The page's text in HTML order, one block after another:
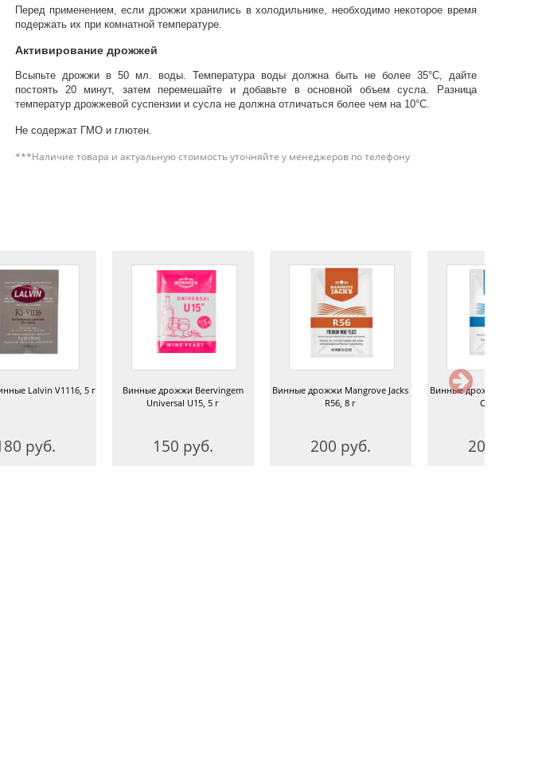
Перед применением, если дрожжи хранились в холодильнике, необходимо некоторое время
подержать их при комнатной температуре.
Активирование дрожжей
Всыпьте дрожжи в 50 мл. воды. Температура воды должна быть не более 35°C, дайте
постоять 20 минут, затем перемешайте и добавьте в основной объем сусла. Разница
температур дрожжевой суспензии и сусла не должна отличаться более чем на 10°C.
Не содержат ГМО и глютен.
***Наличие товара и актуальную стоимость уточняйте у менеджеров по телефону
Lalvin V1116, 5 г
руб.
Винные дрожжи Beervingem
Universal U15, 5 г
150 руб.
Винные дрожжи Mangrove Jacks
R56, 8 г
200 руб.
Винные дрожжи Mangrove
CR51, 8 г
200 руб.